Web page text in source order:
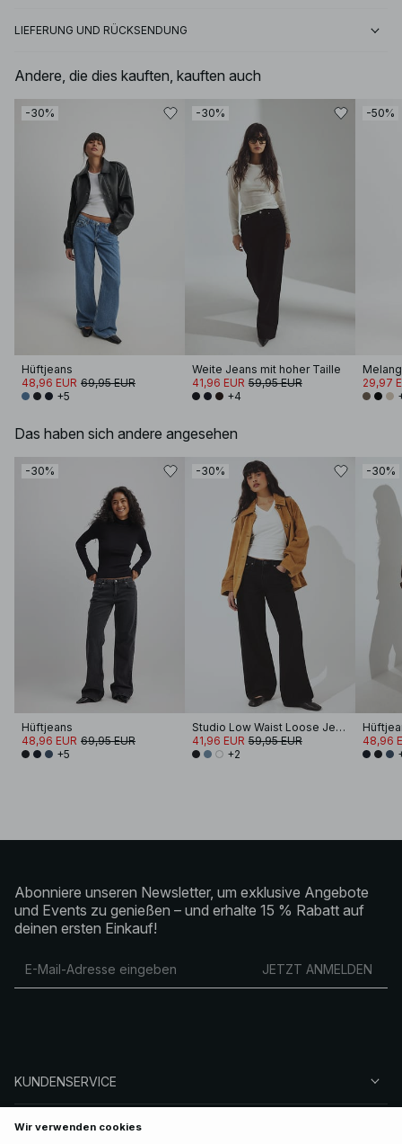
LIEFERUNG UND RÜCKSENDUNG
Andere, die dies kauften, kauften auch
-30%
Hüftjeans
48,96 EUR 69,95 EUR
+5
-30%
Weite Jeans mit hoher Taille
41,96 EUR 59,95 EUR
+4
-50%
29,97
Das haben sich andere angesehen
-30%
Hüftjeans
48,96 EUR 69,95 EUR
+5
-30%
Studio Low Waist Loose Jeans
41,96 EUR 59,95 EUR
+2
-30%
48,96
Abonniere unseren Newsletter, um exklusive Angebote
und Events zu genießen – und erhalte 15 % Rabatt auf
deinen ersten Einkauf!
JETZT ANMELDEN
KUNDENSERVICE
ÜBER NA-KD